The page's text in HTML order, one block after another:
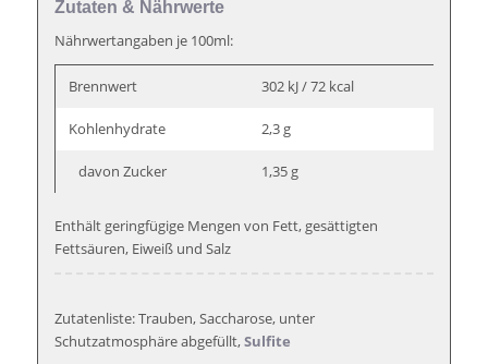
Zutaten & Nährwerte
Nährwertangaben je 100ml:
Brennwert 302 kJ / 72 kcal
Kohlenhydrate 2,3 g
davon Zucker 1,35 g
Enthält geringfügige Mengen von Fett, gesättigten
Fettsäuren, Eiweiß und Salz
Zutatenliste: Trauben, Saccharose, unter
Schutzatmosphäre abgefüllt,Sulfite